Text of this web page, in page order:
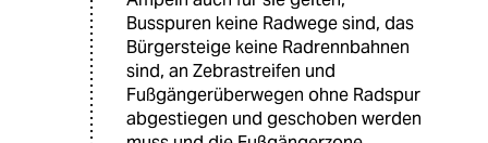
Busspuren keine Radwege sind, das
Bürgersteige keine Radrennbahnen
sind, an Zebrastreifen und
Fußgängerüberwegen ohne Radspur
abgestiegen und geschoben werden